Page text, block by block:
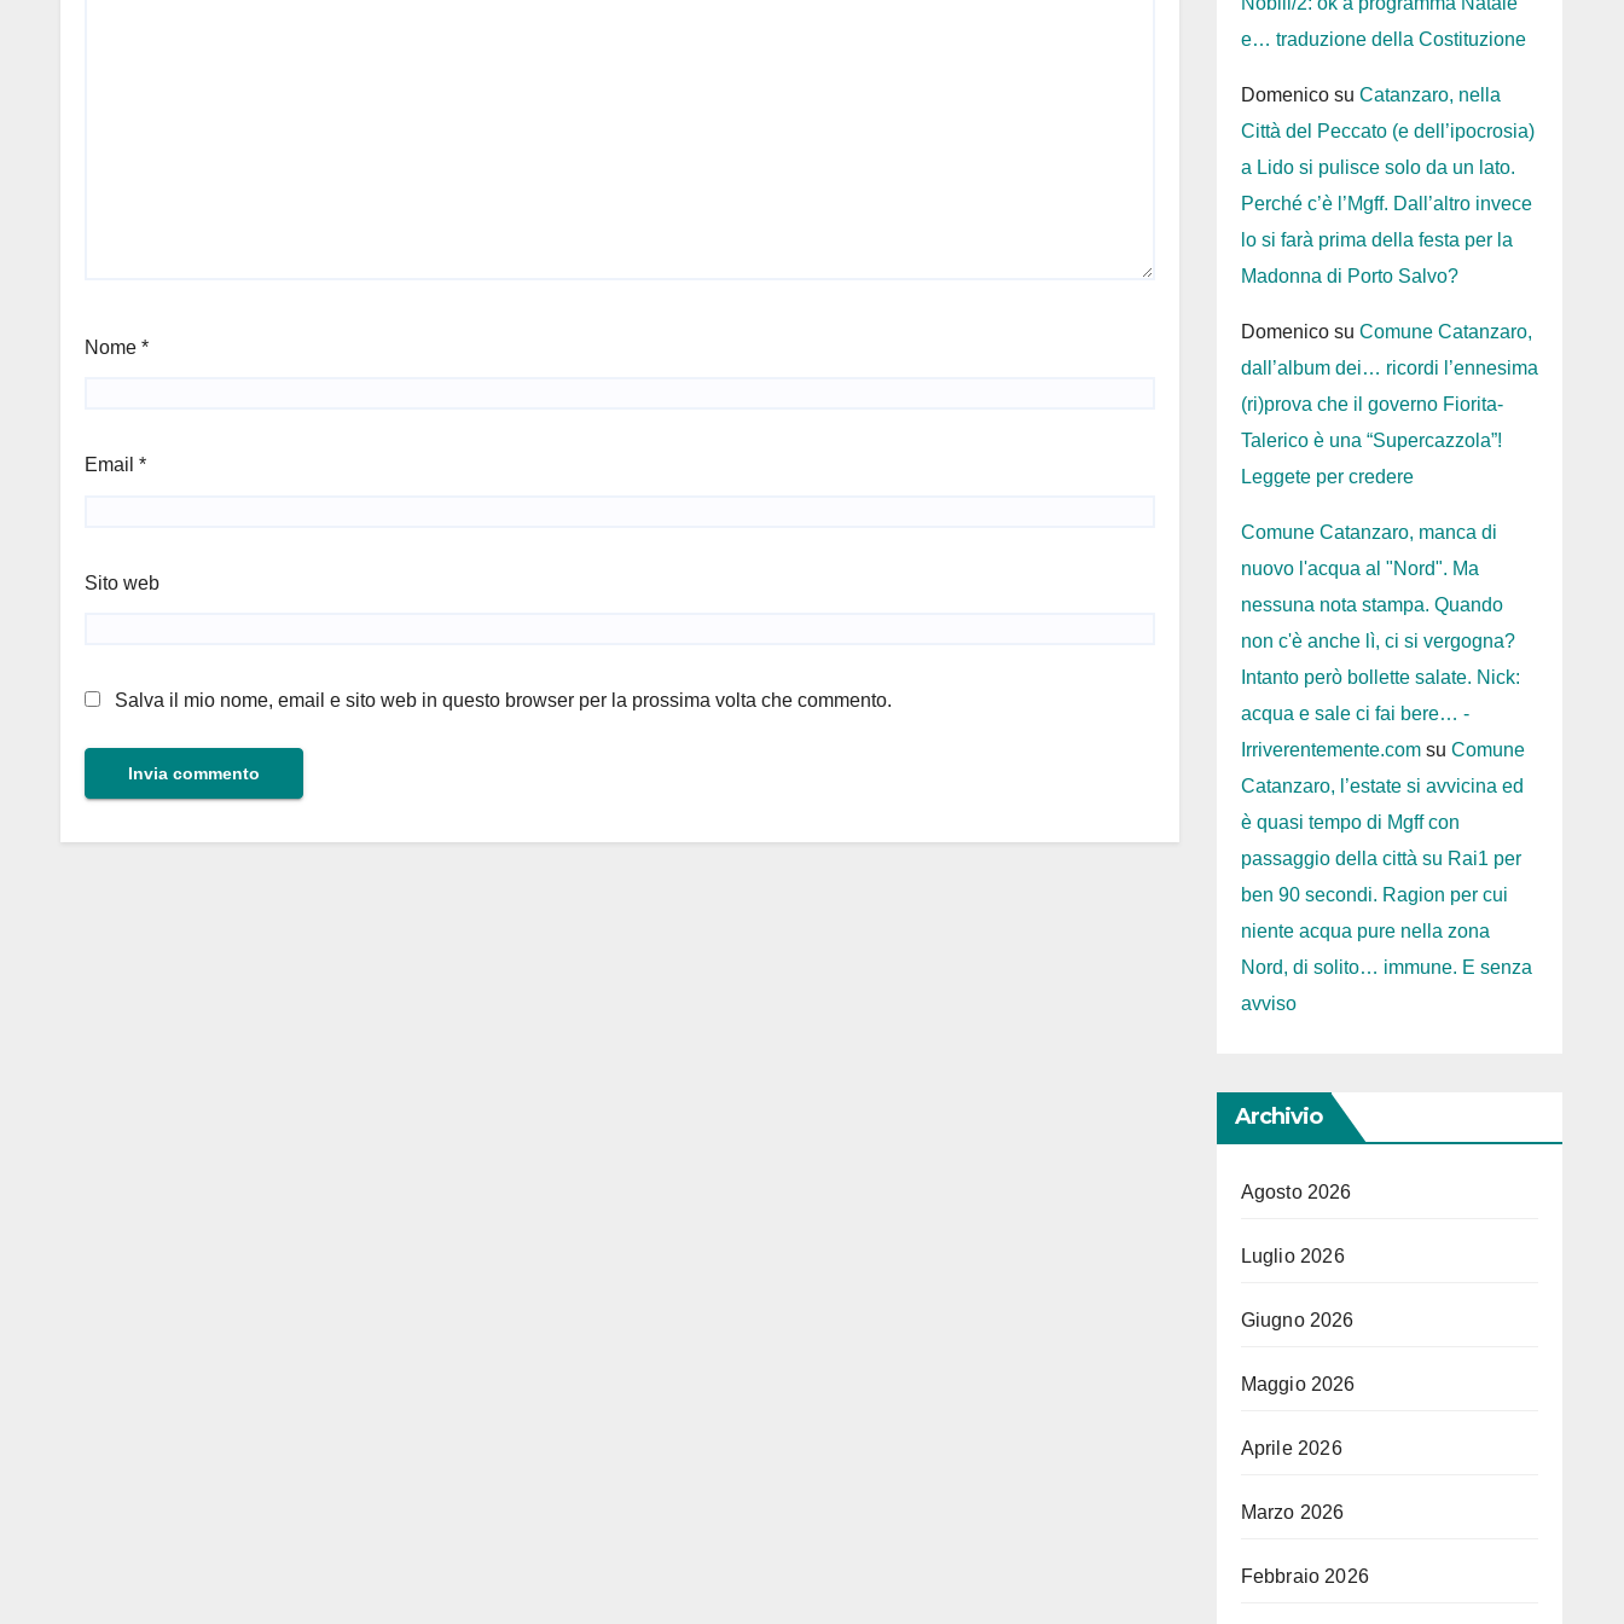
Nome *
Email *
Sito web
Salva il mio nome, email e sito web in questo browser per la prossima volta che commento.
e… traduzione della Costituzione
Domenicosu Catanzaro, nella
Città del Peccato (e dell’ipocrosia)
a Lido si pulisce solo da un lato.
Perché c’è l’Mgff. Dall’altro invece
lo si farà prima della festa per la
Madonna di Porto Salvo?
Domenicosu Comune Catanzaro,
dall’album dei… ricordi l’ennesima
(ri)prova che il governo Fiorita-
Talerico è una “Supercazzola”!
Leggete per credere
Comune Catanzaro, manca di
nuovo l'acqua al "Nord". Ma
nessuna nota stampa. Quando
non c'è anche lì, ci si vergogna?
Intanto però bollette salate. Nick:
acqua e sale ci fai bere… -
Irriverentemente.comsu Comune
Catanzaro, l’estate si avvicina ed
è quasi tempo di Mgff con
passaggio della città su Rai1 per
ben 90 secondi. Ragion per cui
niente acqua pure nella zona
Nord, di solito… immune. E senza
avviso
Archivio
Agosto 2026
Luglio 2026
Giugno 2026
Maggio 2026
Aprile 2026
Marzo 2026
Febbraio 2026